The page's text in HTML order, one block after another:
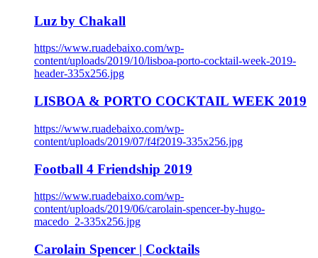
Luz by Chakall
https://www.ruadebaixo.com/wp-
content/uploads/2019/10/lisboa-porto-cocktail-week-2019-
header-335x256.jpg
LISBOA & PORTO COCKTAIL WEEK 2019
https://www.ruadebaixo.com/wp-
content/uploads/2019/07/f4f2019-335x256.jpg
Football 4 Friendship 2019
https://www.ruadebaixo.com/wp-
content/uploads/2019/06/carolain-spencer-by-hugo-
macedo_2-335x256.jpg
Carolain Spencer | Cocktails